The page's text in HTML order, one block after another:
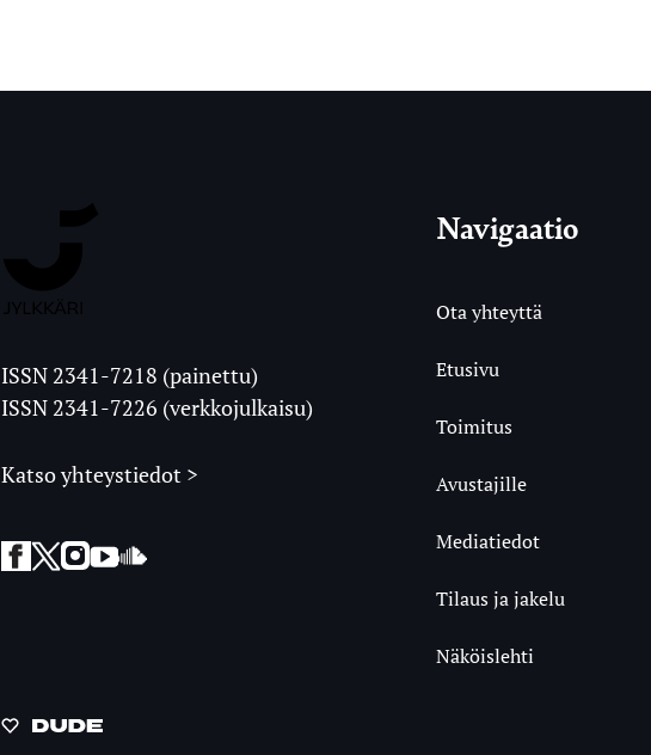
Ylioppilaslehti
ISSN 2341-7218 (painettu)
ISSN 2341-7226 (verkkojulkaisu)
Katso yhteystiedot >
Facebook
Twitter
Instagram
YouTubeSoundCloud
Navigaatio
Ota yhteyttä
Etusivu
Toimitus
Avustajille
Mediatiedot
Tilaus ja jakelu
Näköislehti